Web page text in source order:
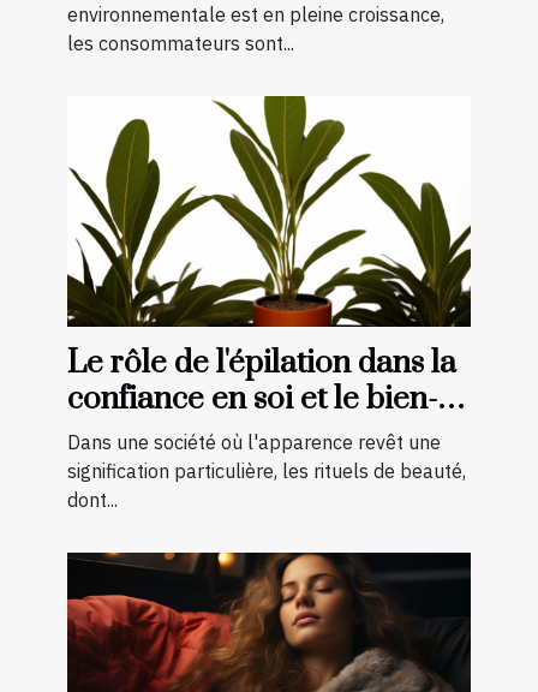
environnementale est en pleine croissance,
les consommateurs sont...
Le rôle de l'épilation dans la
confiance en soi et le bien-
être général
Dans une société où l'apparence revêt une
signification particulière, les rituels de beauté,
dont...